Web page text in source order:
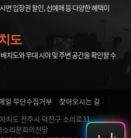
면 입장권 할인, 선예매 등 다양한 혜택이
도
치도와 무대 시야 및 주변 공간을 확인할 수
일 무단수집거부
찾아오시는 길
치도 전주시 덕진구 소리로31
소리문화의전당